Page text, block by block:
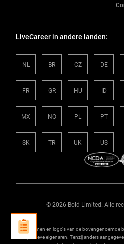
LiveCareer in andere landen:
NL BR CZ DE
FR GR HU ID
MX NO PL PT
SK TR UK US
© 2026 Bold Limited. Alle
*De namen en logo's van de bovengenoemde
respectieve eigenaren. Tenzij anders